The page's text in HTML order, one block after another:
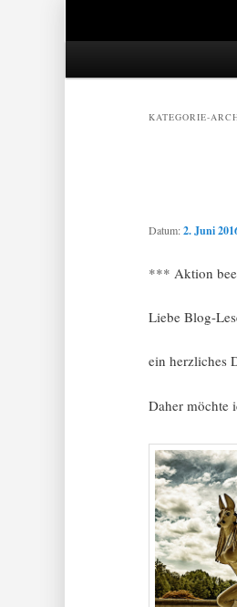
KATEGORIE-
Datum:2. Juni
*** Aktion
Liebe Blog-
ein herzliches
Daher möchte